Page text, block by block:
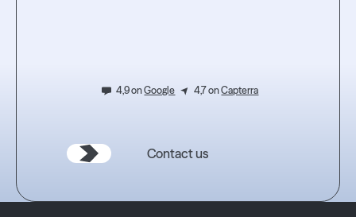
4,9 onGoogle 4,7 onCapterra
Contact us